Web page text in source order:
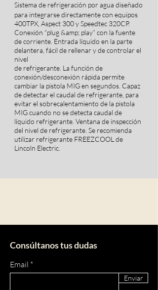
Sistema de refrigeración por agua diseñado
para integrarse directamente con equipos
400TPX, Aspect 300 y Speedtec 320CP.
Conexión “plug &amp; play” con la fuente
de corriente. Entrada líquido en la parte
delantera, fácil de rellenar y de controlar el
nivel
de refrigerante. La función de
conexión/desconexión rápida permite
cambiar la pistola MIG en segundos. Capaz
de detectar el caudal de refrigerante, para
evitar el sobrecalentamiento de la pistola
MIG cuando no se detecta caudal de
líquido refrigerante. Ventana de inspección
del nivel de refrigerante. Se recomienda
utilizar refrigerante FREEZCOOL de
Lincoln Electric.
Consúltanos tus dudas
Email
Enviar